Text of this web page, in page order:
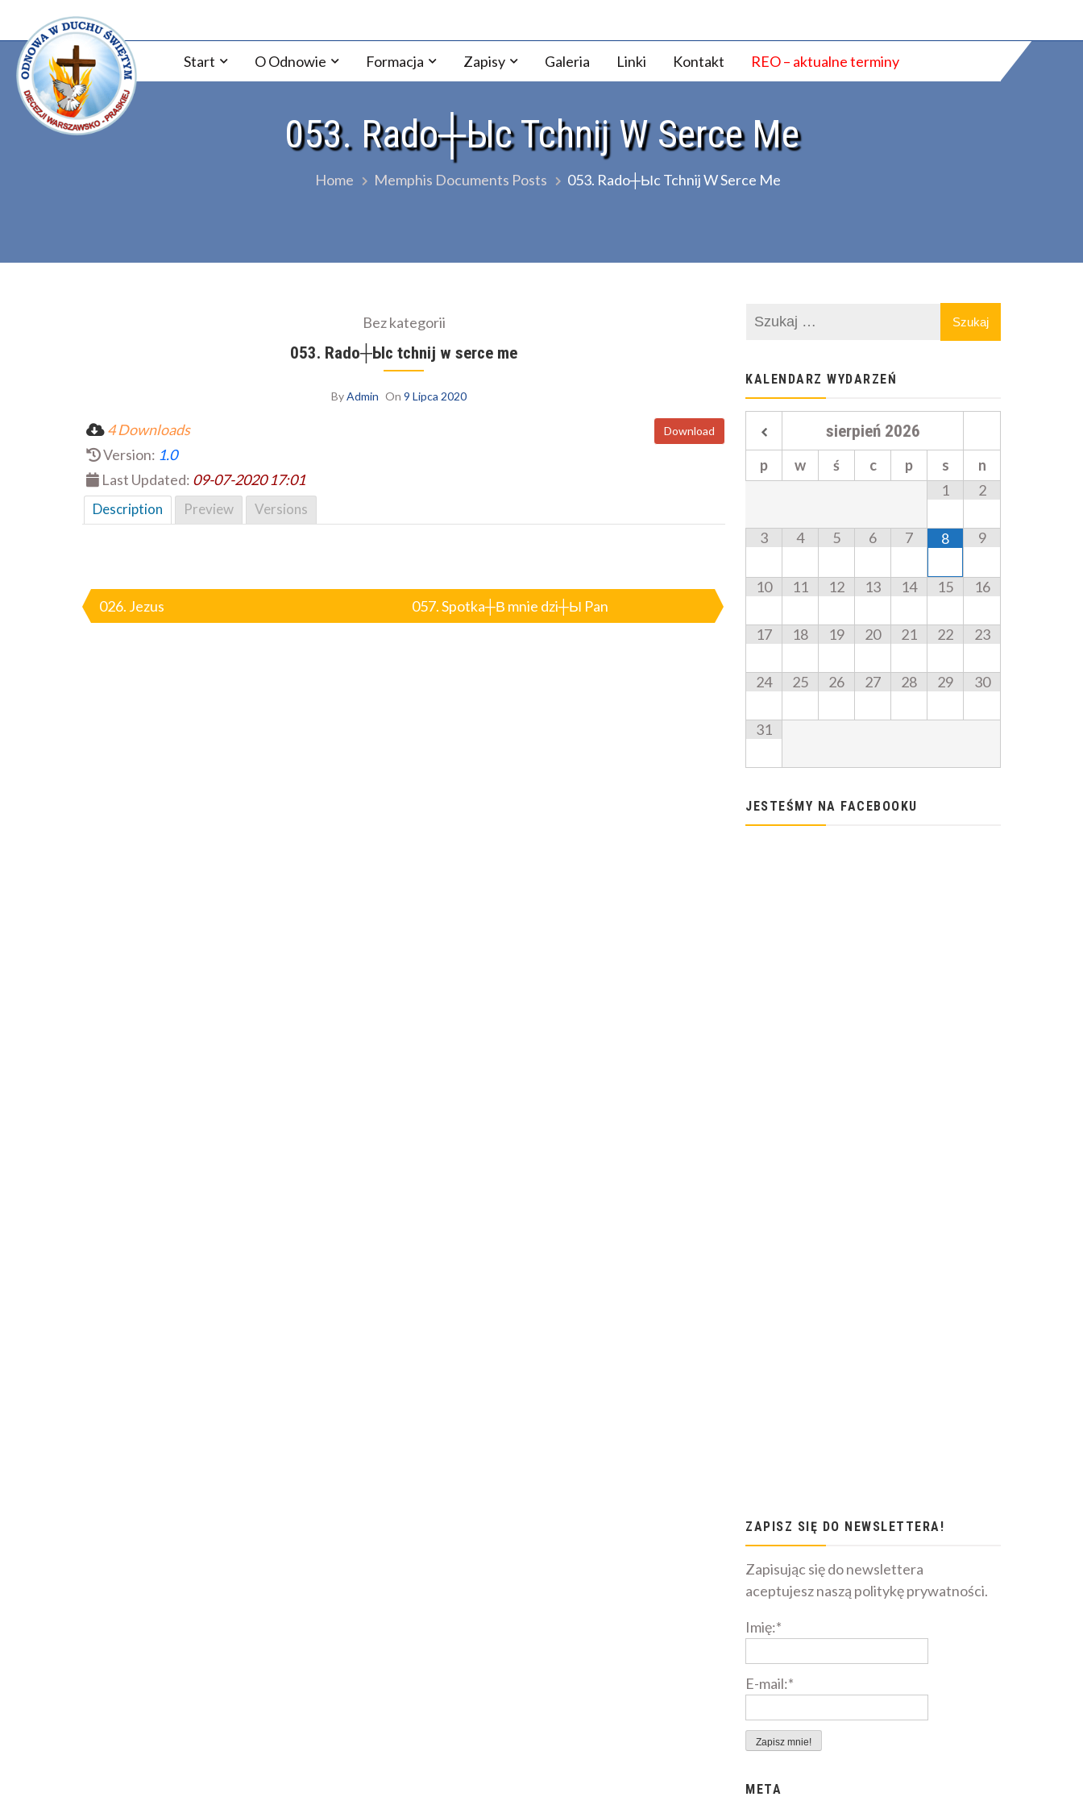
content
Odnowa w Duchu św Diecezji Warszawsko-Praskiej
Start O Odnowie Formacja Zapisy Galeria Linki Kontakt REO – aktualne terminy
053. Rado┼Ыc Tchnij W Serce Me
Home Memphis Documents Posts 053. Rado┼Ыc Tchnij W Serce Me
Bez kategorii
053. Rado┼Ыc tchnij w serce me
ByAdmin On 9 Lipca 2020
Download
4 Downloads
Version: 1.0
Last Updated: 09-07-2020 17:01
Description Preview Versions
wpisu
026. Jezus 057. Spotka┼В mnie dzi┼Ы Pan
KALENDARZ WYDARZEŃ
sierpień 2026
p w ś c p s
n
1
2
3 4 5 6 7 8 9
10 11 12 13 14 15 16
17 18 19 20 21 22 23
24 25 26 27 28 29 30
31
JESTEŚMY NA FACEBOOKU
ZAPISZ SIĘ DO NEWSLETTERA!
Zapisując się do newslettera
aceptujesz naszą politykę prywatności.
Imię:*
E-mail:*
META